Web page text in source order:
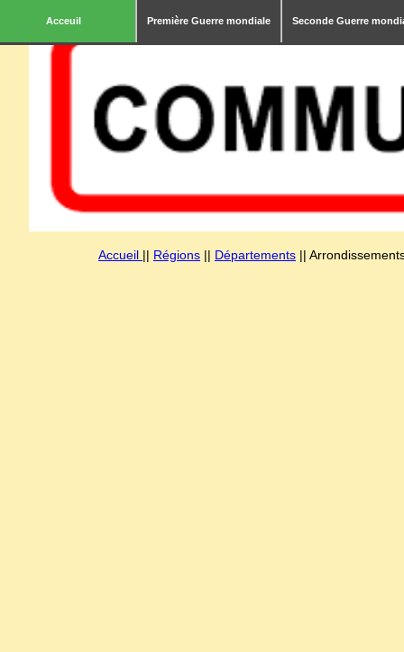
Acceuil Première Guerre mondiale Seconde Guerre
Accueil || Régions || Départements ||